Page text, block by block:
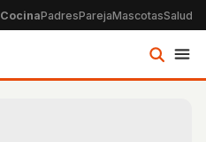
CocinaPadresParejaMascotasSalud